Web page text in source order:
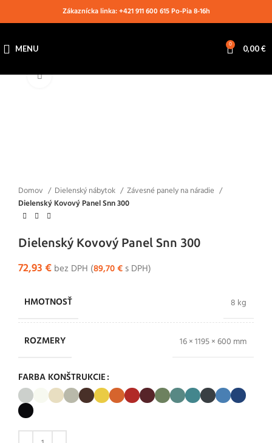
Zákaznícka linka: +421 911 600 615 Po-Pia 8-16h
MENU 0 0,00€
Klikni pre zväčšenie
Domov Dielenský nábytok
Závesné panely na náradie
Dielenský Kovový Panel Snn 300
Dielenský Kovový Panel Snn 300
72,93€ bez DPH (89,70€ s DPH)
HMOTNOSŤ 8 kg
ROZMERY 16 × 1195 × 600 mm
FARBA KONŠTRUKCIE